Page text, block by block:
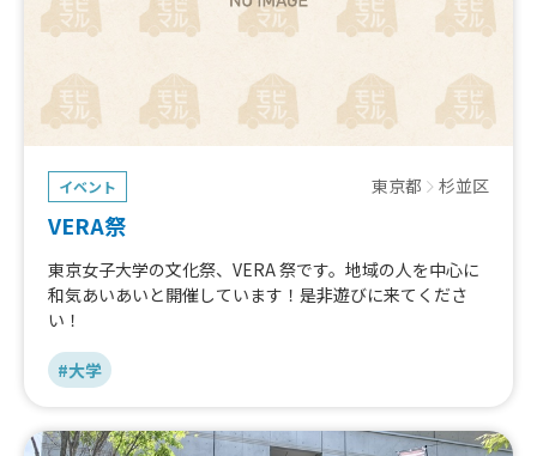
イベント 東京都 杉並区
VERA祭
東京女子大学の文化祭、VERA 祭です。地域の人を中心に
和気あいあいと開催しています！是非遊びに来てくださ
い！
#大学